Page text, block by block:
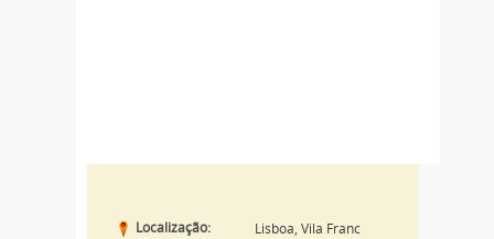
Localização: Lisboa, Vila Franc